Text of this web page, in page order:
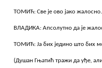
ТОМИЋ: Све је ово јако жалосно.
ВЛАДИКА: Апсолутно да је
ТОМИЋ: Ја бих једино што бих
(Душан Гњатић тражи да уђе,